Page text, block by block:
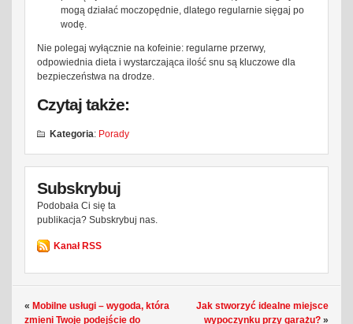
mogą działać moczopędnie, dlatego regularnie sięgaj po
wodę.
Nie polegaj wyłącznie na kofeinie: regularne przerwy,
odpowiednia dieta i wystarczająca ilość snu są kluczowe dla
bezpieczeństwa na drodze.
Czytaj także:
Kategoria: Porady
Subskrybuj
Podobała Ci się ta
publikacja? Subskrybuj nas.
Kanał RSS
Jak stworzyć idealne miejsce
wypoczynku przy garażu? »
« Mobilne usługi – wygoda, która
zmieni Twoje podejście do